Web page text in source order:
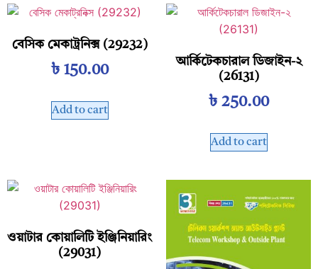
বেসিক মেকাট্রনিক্স (29232)
৳ 150.00
Add to cart
আর্কিটেকচারাল ডিজাইন-২
(26131)
৳ 250.00
Add to cart
ওয়াটার কোয়ালিটি ইঞ্জিনিয়ারিং
(29031)